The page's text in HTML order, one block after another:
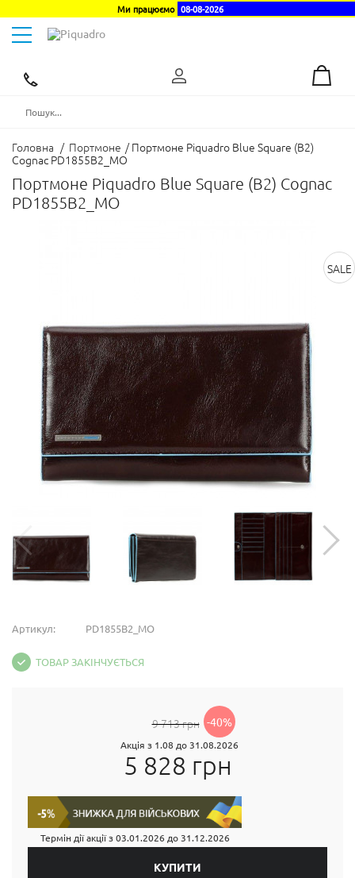
Ми працюємо 08-08-2026
Toggle
navigation
Головна / Портмоне / Портмоне Piquadro Blue Square (B2)
Cognac PD1855B2_MO
Портмоне Piquadro Blue Square (B2) Cognac
PD1855B2_MO
SALE
Артикул: PD1855B2_MO
ТОВАР ЗАКІНЧУЄТЬСЯ
9 713 грн -40%
Акція з 1.08 до 31.08.2026
5 828 грн
Термін дії акції з03.01.2026 до 31.12.2026